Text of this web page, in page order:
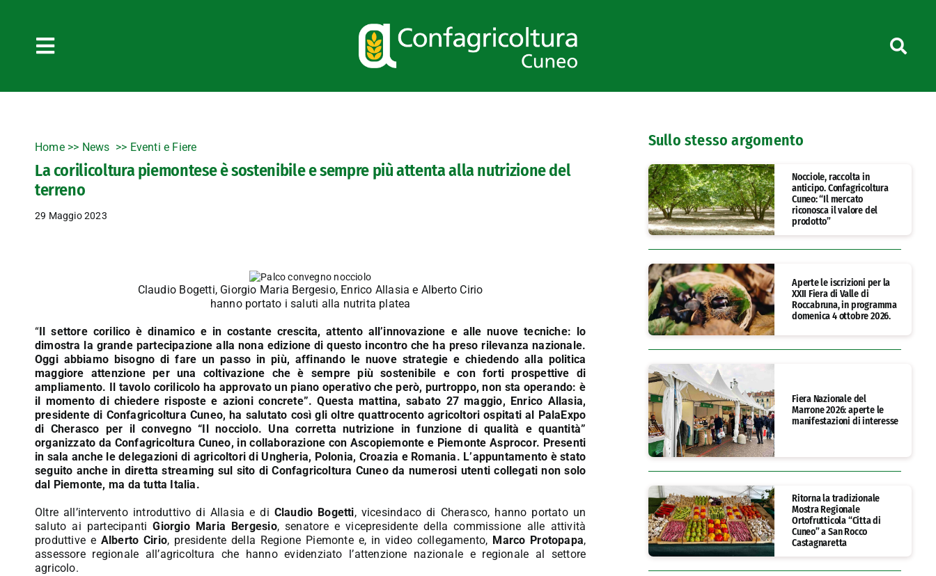
Toggle
Home>> News Eventi e Fiere
La corilicoltura piemontese è sostenibile e sempre più attenta alla nutrizione del
terreno
29 Maggio 2023
Claudio Bogetti, Giorgio Maria Bergesio, Enrico Allasia e Alberto Cirio
hanno portato i saluti alla nutrita platea
“ Il settore corilico è dinamico e in costante crescita, attento all’innovazione e alle nuove tecniche: lo
dimostra la grande partecipazione alla nona edizione di questo incontro che ha preso rilevanza nazionale.
Oggi abbiamo bisogno di fare un passo in più, affinando le nuove strategie e chiedendo alla politica
maggiore attenzione per una coltivazione che è sempre più sostenibile e con forti prospettive di
ampliamento. Il tavolo corilicolo ha approvato un piano operativo che però, purtroppo, non sta operando: è
il momento di chiedere risposte e azioni concrete”. Questa mattina, sabato 27 maggio, Enrico Allasia,
presidente di Confagricoltura Cuneo, ha salutato così gli oltre quattrocento agricoltori ospitati al PalaExpo
di Cherasco per il convegno “Il nocciolo. Una corretta nutrizione in funzione di qualità e quantità”
organizzato da Confagricoltura Cuneo, in collaborazione con Ascopiemonte e Piemonte Asprocor. Presenti
in sala anche le delegazioni di agricoltori di Ungheria, Polonia, Croazia e Romania. L’appuntamento è stato
seguito anche in diretta streaming sul sito di Confagricoltura Cuneo da numerosi utenti collegati non solo
dal Piemonte, ma da tutta Italia.
Oltre all’intervento introduttivo di Allasia e di Claudio Bogetti, vicesindaco di Cherasco, hanno portato un
saluto ai partecipantiGiorgio Maria Bergesio, senatore e vicepresidente della commissione alle attività
produttive e Alberto Cirio, presidente della Regione Piemonte e, in video collegamento, Marco Protopapa,
assessore regionale all’agricoltura che hanno evidenziato l’attenzione nazionale e regionale al settore
agricolo.
Sullo stesso argomento
Nocciole, raccolta in
anticipo. Confagricoltura
Cuneo: “Il mercato
riconosca il valore del
prodotto”
Aperte le iscrizioni per la
XXII Fiera di Valle di
Roccabruna, in programma
domenica 4 ottobre 2026.
Fiera Nazionale del
Marrone 2026: aperte le
manifestazioni di interesse
Ritorna la tradizionale
Mostra Regionale
Ortofrutticola “Citta di
Cuneo” a San Rocco
Castagnaretta